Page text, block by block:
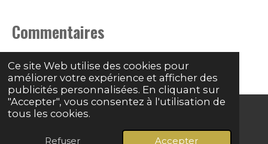
Ce site Web utilise des cookies pour
améliorer votre expérience et afficher des
publicités personnalisées. En cliquant sur
"Accepter", vous consentez à l'utilisation de
tous les cookies.
Refuser Accepter
Commentaires
Il n'y a pas encore de commentaire.
© 2024 - 2026 Grave basse